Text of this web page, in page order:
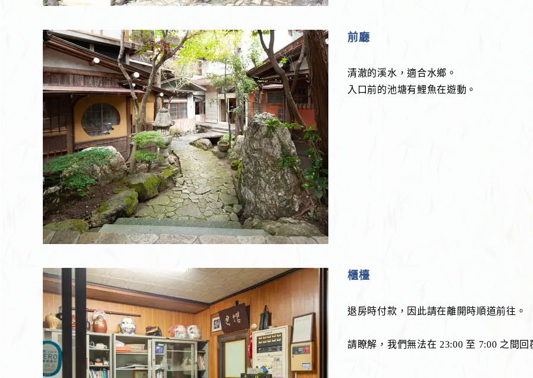
前廳
清澈的溪水，適合水鄉。
入口前的池塘有鯉魚在遊動。
櫃檯
退房時付款，因此請在離開時順道前往。
請瞭解，我們無法在 23:00 至 7:00 之間回